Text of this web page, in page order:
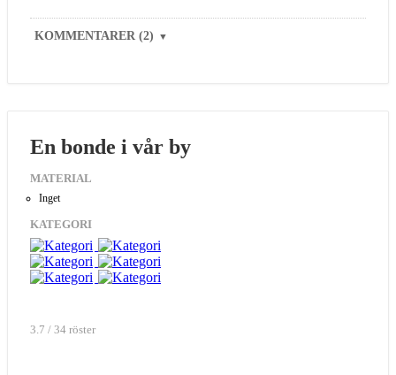
KOMMENTARER (2) ▼
En bonde i vår by
MATERIAL
Inget
KATEGORI
3.7 / 34 röster